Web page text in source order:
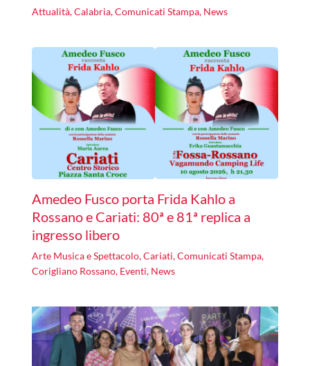
Attualità,Calabria,Comunicati Stampa, News
Amedeo Fusco porta Frida Kahlo a
Rossano e Cariati: 80ª e 81ª replica a
ingresso libero
Arte Musica e Spettacolo,Cariati,Comunicati Stampa,
Corigliano Rossano, Eventi, News